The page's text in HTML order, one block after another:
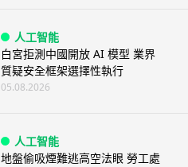
人工智能
白宮拒測中國開放 AI 模型 業界
質疑安全框架選擇性執行
05.08.2026
人工智能
地盤偷吸煙難逃高空法眼 勞工處